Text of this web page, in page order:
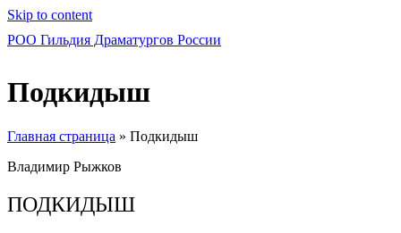
Skip to content
РОО Гильдия Драматургов России
Подкидыш
Главная страница » Подкидыш
Владимир Рыжков
ПОДКИДЫШ